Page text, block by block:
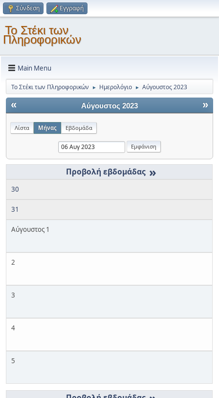
Σύνδεση Εγγραφή
Το Στέκι των
Πληροφορικών
Main Menu
Το Στέκι των Πληροφορικών ► Ημερολόγιο ► Αύγουστος 2023
« »
Αύγουστος 2023
Λίστα Μήνας Εβδομάδα
»
30
31
Αύγουστος 1
2
3
4
5